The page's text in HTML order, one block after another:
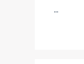
...